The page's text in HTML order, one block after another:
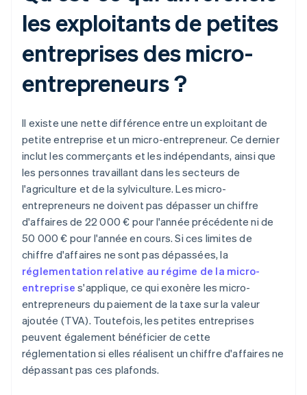
les exploitants de petites
entreprises des micro-
entrepreneurs ?
Il existe une nette différence entre un exploitant de
petite entreprise et un micro-entrepreneur. Ce dernier
inclut les commerçants et les indépendants, ainsi que
les personnes travaillant dans les secteurs de
l'agriculture et de la sylviculture. Les micro-
entrepreneurs ne doivent pas dépasser un chiffre
d'affaires de 22 000 € pour l'année précédente ni de
50 000 € pour l'année en cours. Si ces limites de
chiffre d'affaires ne sont pas dépassées, la
réglementation relative au régime de la micro-
entreprise s'applique, ce qui exonère les micro-
entrepreneurs du paiement de la taxe sur la valeur
ajoutée (TVA). Toutefois, les petites entreprises
peuvent également bénéficier de cette
réglementation si elles réalisent un chiffre d'affaires ne
dépassant pas ces plafonds.